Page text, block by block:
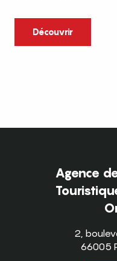
Découvrir
Entre mer
caractère et
Pyrénées-
idéale pour
Agence
2,
66005